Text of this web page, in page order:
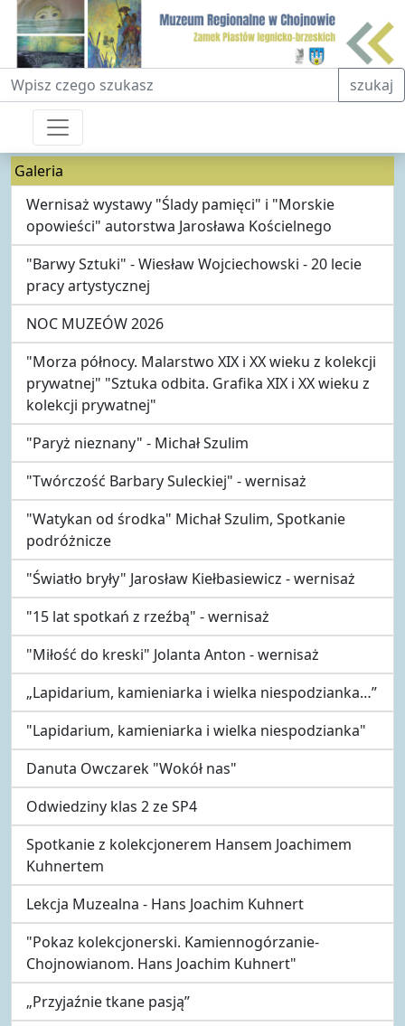
Fraza do wyszukiwania szukaj
Galeria
Wernisaż wystawy "Ślady pamięci" i "Morskie
opowieści" autorstwa Jarosława Kościelnego
"Barwy Sztuki" - Wiesław Wojciechowski - 20 lecie
pracy artystycznej
NOC MUZEÓW 2026
"Morza północy. Malarstwo XIX i XX wieku z kolekcji
prywatnej" "Sztuka odbita. Grafika XIX i XX wieku z
kolekcji prywatnej"
"Paryż nieznany" - Michał Szulim
"Twórczość Barbary Suleckiej" - wernisaż
"Watykan od środka" Michał Szulim, Spotkanie
podróżnicze
"Światło bryły" Jarosław Kiełbasiewicz - wernisaż
"15 lat spotkań z rzeźbą" - wernisaż
"Miłość do kreski" Jolanta Anton - wernisaż
„Lapidarium, kamieniarka i wielka niespodzianka…”
"Lapidarium, kamieniarka i wielka niespodzianka"
Danuta Owczarek "Wokół nas"
Odwiedziny klas 2 ze SP4
Spotkanie z kolekcjonerem Hansem Joachimem
Kuhnertem
Lekcja Muzealna - Hans Joachim Kuhnert
"Pokaz kolekcjonerski. Kamiennogórzanie-
Chojnowianom. Hans Joachim Kuhnert"
„Przyjaźnie tkane pasją”